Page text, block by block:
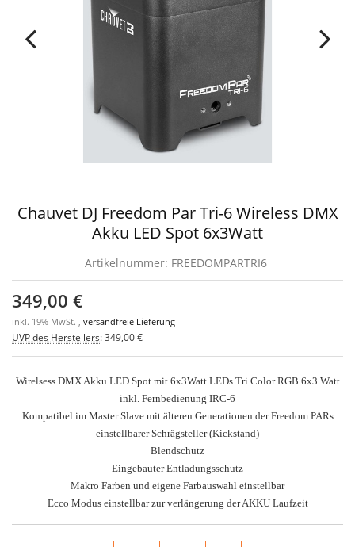
Chauvet DJ Freedom Par Tri-6 Wireless DMX
Akku LED Spot 6x3Watt
Artikelnummer: FREEDOMPARTRI6
349,00 €
inkl. 19% MwSt. , versandfreie Lieferung
UVP des Herstellers:349,00 €
Wirelsess DMX Akku LED Spot mit 6x3Watt LEDs Tri Color RGB 6x3 Watt
inkl. Fernbedienung IRC-6
Kompatibel im Master Slave mit älteren Generationen der Freedom PARs
einstellbarer Schrägsteller (Kickstand)
Blendschutz
Eingebauter Entladungsschutz
Makro Farben und eigene Farbauswahl einstellbar
Ecco Modus einstellbar zur verlängerung der AKKU Laufzeit